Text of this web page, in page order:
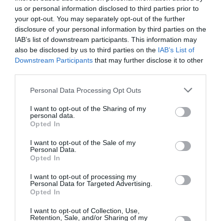
us or personal information disclosed to third parties prior to
your opt-out. You may separately opt-out of the further
disclosure of your personal information by third parties on the
IAB’s list of downstream participants. This information may
also be disclosed by us to third parties on the IAB’s List of
Downstream Participants that may further disclose it to other
Personal Data Processing Opt Outs
I want to opt-out of the Sharing of my
personal data.
Opted In
I want to opt-out of the Sale of my
Personal Data.
Opted In
I want to opt-out of processing my
Personal Data for Targeted Advertising.
Opted In
I want to opt-out of Collection, Use,
Retention, Sale, and/or Sharing of my
Μετάφραση:Κώστας Πολιτόπουλος
Σκηνοθεσία:Γιάννης Νικολαϊδης
Σκηνικά:Γρηγόρης Ριζόπουλος-Γιώργος Ριζόπουλος
Κοστούμια:Ολγα Σχοινά
Σταμάτης Παπαδάκης
Βοηθός σκηνοθέτη:Σπύρος Κωνσταντούλας
ΔΙΑΝΟΜΗ
(με σειρά εμφάνισης)
ΑΝΔΡΟΜΑΧΗ: Φωτεινή Φιλοσόφου
ΘΕΡΑΠΩΝ: Κώστας Λάσκος
ΤΡΟΦΟΣ: Κλημεντία Πιερράκου